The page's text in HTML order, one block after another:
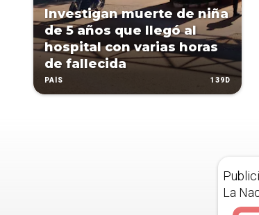
Investigan muerte de niña
de 5 años que llegó al
hospital con varias horas
de fallecida
PAÍS 139D
La